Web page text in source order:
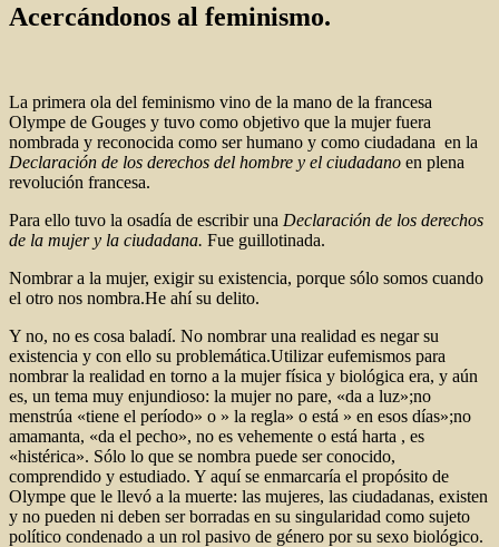
Acercándonos al feminismo.
La primera ola del feminismo vino de la mano de la francesa
Olympe de Gouges y tuvo como objetivo que la mujer fuera
nombrada y reconocida como ser humano y como ciudadana en la
Declaración de los derechos del hombre y el ciudadano en plena
revolución francesa.
Para ello tuvo la osadía de escribir una Declaración de los derechos
de la mujer y la ciudadana. Fue guillotinada.
Nombrar a la mujer, exigir su existencia, porque sólo somos cuando
el otro nos nombra.He ahí su delito.
Y no, no es cosa baladí. No nombrar una realidad es negar su
existencia y con ello su problemática.Utilizar eufemismos para
nombrar la realidad en torno a la mujer física y biológica era, y aún
es, un tema muy enjundioso: la mujer no pare, «da a luz»;no
menstrúa «tiene el período» o » la regla» o está » en esos días»;no
amamanta, «da el pecho», no es vehemente o está harta , es
«histérica». Sólo lo que se nombra puede ser conocido,
comprendido y estudiado. Y aquí se enmarcaría el propósito de
Olympe que le llevó a la muerte: las mujeres, las ciudadanas, existen
y no pueden ni deben ser borradas en su singularidad como sujeto
político condenado a un rol pasivo de género por su sexo biológico.